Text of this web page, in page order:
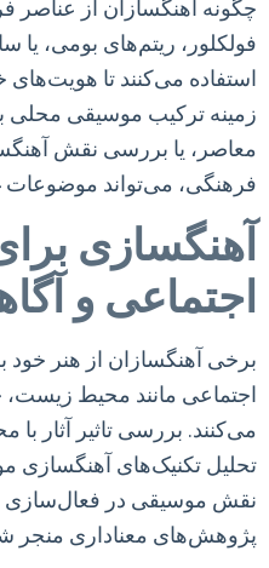
چگونه آهنگسازان از عناصر
فولکلور، ریتم‌های بومی، یا
استفاده می‌کنند تا
زمینه ترکیب موسیقی محلی
معاصر، یا بررسی نقش
فرهنگی، می‌تواند موضوعات
آهنگسازی
اجتماعی و
برخی آهنگسازان از هنر خود
اجتماعی مانند محیط زیست،
می‌کنند. بررسی تاثیر آثار با
تحلیل تکنیک‌های آهنگسازی
نقش موسیقی در فعال‌سازی
پژوهش‌های معناداری منجر